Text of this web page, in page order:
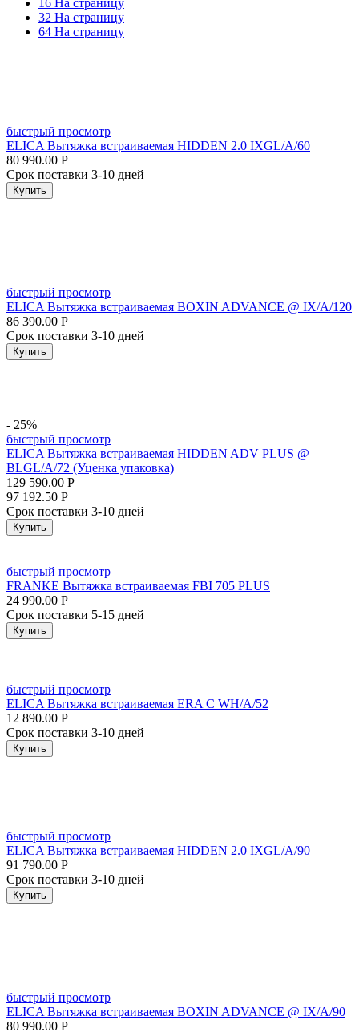
32 На страницу
64 На страницу
быстрый просмотр
ELICA Вытяжка встраиваемая HIDDEN 2.0 IXGL/A/60
80 990.00 Р
Срок поставки 3-10 дней
Купить
быстрый просмотр
ELICA Вытяжка встраиваемая BOXIN ADVANCE @ IX/A/120
86 390.00 Р
Срок поставки 3-10 дней
Купить
- 25%
быстрый просмотр
ELICA Вытяжка встраиваемая HIDDEN ADV PLUS @
BLGL/A/72 (Уценка упаковка)
129 590.00 Р
97 192.50 Р
Срок поставки 3-10 дней
Купить
быстрый просмотр
FRANKE Вытяжка встраиваемая FBI 705 PLUS
24 990.00 Р
Срок поставки 5-15 дней
Купить
быстрый просмотр
ELICA Вытяжка встраиваемая ERA C WH/A/52
12 890.00 Р
Срок поставки 3-10 дней
Купить
быстрый просмотр
ELICA Вытяжка встраиваемая HIDDEN 2.0 IXGL/A/90
91 790.00 Р
Срок поставки 3-10 дней
Купить
быстрый просмотр
ELICA Вытяжка встраиваемая BOXIN ADVANCE @ IX/A/90
80 990.00 Р